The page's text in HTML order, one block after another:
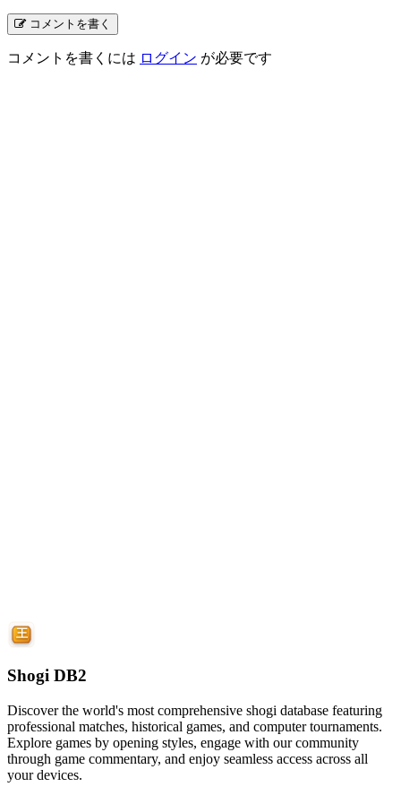
コメントを書く
コメントを書くには ログイン が必要です
Shogi DB2
Discover the world's most comprehensive shogi database featuring
professional matches, historical games, and computer tournaments.
Explore games by opening styles, engage with our community
through game commentary, and enjoy seamless access across all
your devices.